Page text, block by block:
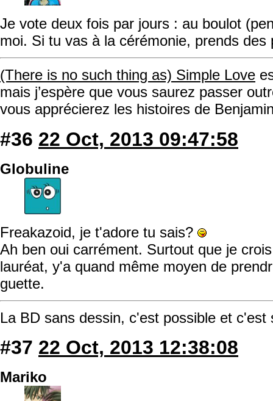
Je vote deux fois par jours : au boulot
moi. Si tu vas à la cérémonie, prends
(There is no such thing as) Simple Love
mais j’espère que vous saurez passer
vous apprécierez les histoires de
#36 22 Oct, 2013 09:47:58
Globuline
Freakazoid, je t'adore tu sais?
Ah ben oui carrément. Surtout que je
lauréat, y'a quand même moyen de
guette.
La BD sans dessin, c'est possible et
#37 22 Oct, 2013 12:38:08
Mariko